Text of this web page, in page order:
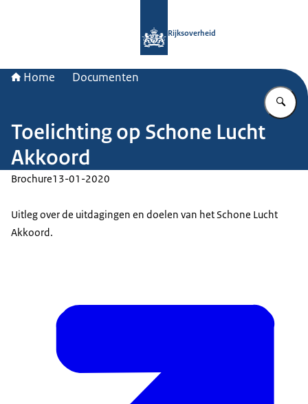
Rijksoverheid
Home Documenten
Toelichting op Schone Lucht
Akkoord
Brochure13-01-2020
Uitleg over de uitdagingen en doelen van het Schone Lucht
Akkoord.